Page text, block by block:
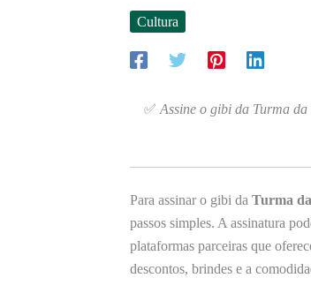
Cultura
✅Assine o gibi da Turma
Para assinar o gibi da Turma
passos simples. A assinatura
plataformas parceiras que
descontos, brindes e a